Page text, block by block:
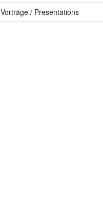
Vorträge / Presentations